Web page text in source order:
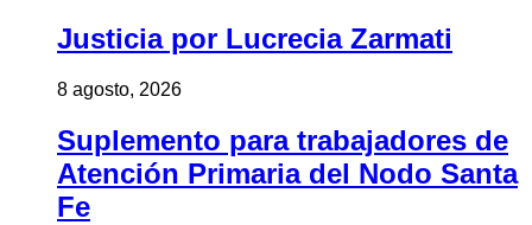
Justicia por Lucrecia Zarmati
8 agosto, 2026
Suplemento para trabajadores de
Atención Primaria del Nodo Santa
Fe